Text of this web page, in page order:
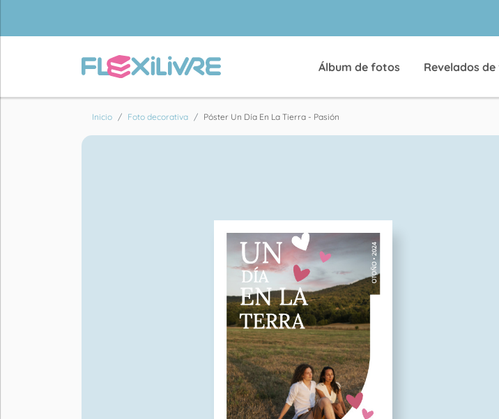
Álbum de fotos Revelados
Inicio Foto decorativa Póster Un Día En La Tierra - Pasión